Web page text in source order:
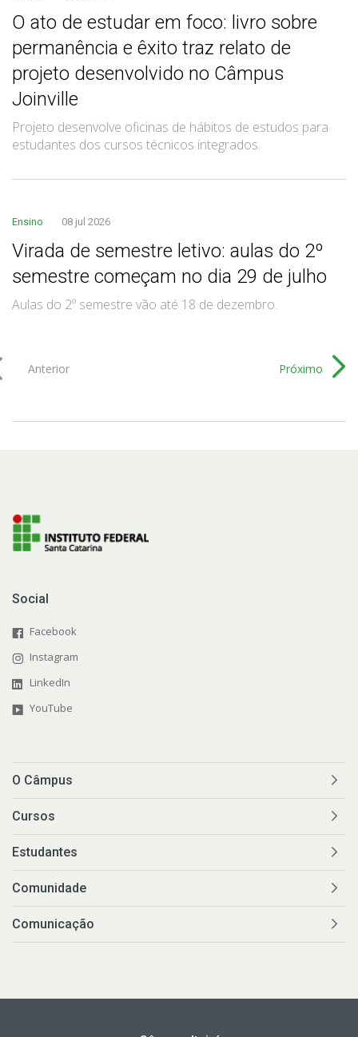
O ato de estudar em foco: livro sobre
permanência e êxito traz relato de
projeto desenvolvido no Câmpus
Joinville
Projeto desenvolve oficinas de hábitos de estudos para
estudantes dos cursos técnicos integrados.
Ensino 08 jul 2026
Virada de semestre letivo: aulas do 2º
semestre começam no dia 29 de julho
Aulas do 2º semestre vão até 18 de dezembro.
Anterior Próximo
Social
Facebook
Instagram
LinkedIn
YouTube
O Câmpus
Cursos
Estudantes
Comunidade
Comunicação